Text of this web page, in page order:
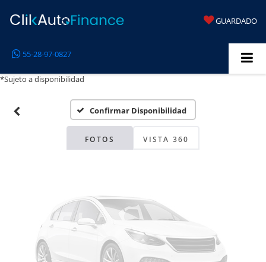
GUARDADO
55-28-97-0827
*Sujeto a disponibilidad
Confirmar Disponibilidad
FOTOS VISTA 360
Disponibles
Por favor, revise luego